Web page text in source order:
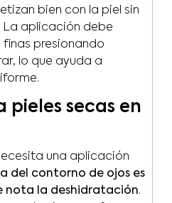
bien con la piel sin
La aplicación debe
finas presionando
lo que ayuda a
secas en
una aplicación
del contorno de ojos es
nota la deshidratación.